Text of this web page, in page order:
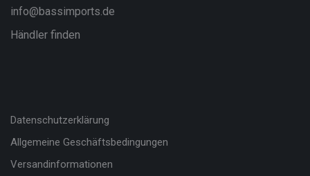
info@bassimports.de
Händler finden
Datenschutzerklärung
Allgemeine Geschäftsbedingungen
Versandinformationen